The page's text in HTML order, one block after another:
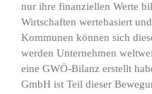
nur ihre finanziellen Werte
Wirtschaften wertebasiert
Kommunen können sich
werden Unternehmen
eine GWÖ-Bilanz erstellt
GmbH ist Teil dieser